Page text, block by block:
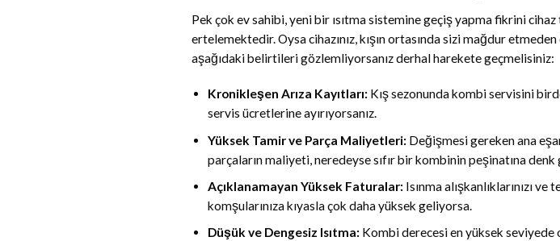
Pek çok ev sahibi, yeni bir ısıtma sistemine geçiş yapma fikrini
ertelemektedir. Oysa cihazınız, kışın ortasında sizi mağdur
aşağıdaki belirtileri gözlemliyorsanız derhal harekete geçmelisiniz:
Kronikleşen Arıza Kayıtları: Kış sezonunda kombi servisini
servis ücretlerine ayırıyorsanız.
Yüksek Tamir ve Parça Maliyetleri: Değişmesi gereken ana
parçaların maliyeti, neredeyse sıfır bir kombinin peşinatına denk
Açıklanamayan Yüksek Faturalar: Isınma alışkanlıklarınızı
komşularınıza kıyasla çok daha yüksek geliyorsa.
Düşük ve Dengesiz Isıtma: Kombi derecesi en yüksek seviyede